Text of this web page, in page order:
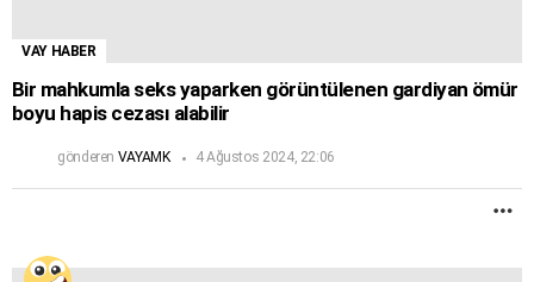
VAY HABER
Bir mahkumla seks yaparken görüntülenen gardiyan ömür
boyu hapis cezası alabilir
gönderen VAYAMK 4 Ağustos 2024, 22:06